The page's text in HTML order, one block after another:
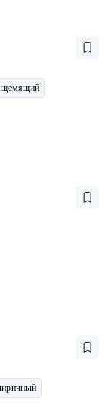
щемящий